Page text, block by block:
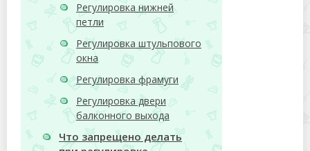
Регулировка нижней
петли
Регулировка штульпового
окна
Регулировка фрамуги
Регулировка двери
балконного выхода
Что запрещено делать